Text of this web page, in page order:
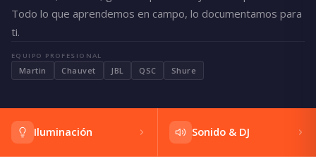
Todo lo que aprendemos en campo, lo documentamos para
ti.
EQUIPO PROFESIONAL
Martin Chauvet JBL QSC Shure
Iluminación Sonido & DJ